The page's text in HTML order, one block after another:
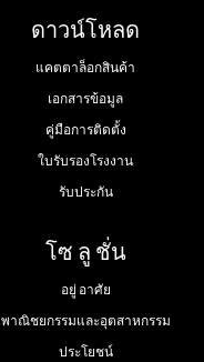
โซ ลู ชั่น
อยู่ อาศัย
พาณิชยกรรมและอุตสาหกรรม
ประโยชน์
ดาวน์โหลด
แคตตาล็อกสินค้า
เอกสารข้อมูล
คู่มือการติดตั้ง
ใบรับรองโรงงาน
รับประกัน